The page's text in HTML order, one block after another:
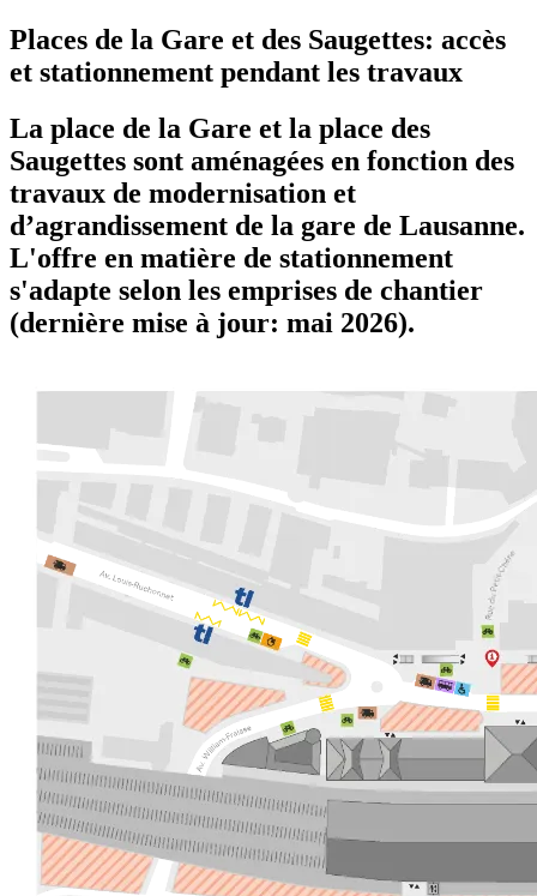
Places de la Gare et des Saugettes: accès
et stationnement pendant les travaux
La place de la Gare et la place des
Saugettes sont aménagées en fonction des
travaux de modernisation et
d’agrandissement de la gare de Lausanne.
L'offre en matière de stationnement
s'adapte selon les emprises de chantier
(dernière mise à jour: mai 2026).